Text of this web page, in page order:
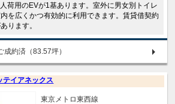
荷用のEVが1基あります。室外に男女別トイレ
を広くかつ有効的に利用できます。賃貸借契約
ります。
約済（83.57坪）
テイアネックス
東京メトロ東西線